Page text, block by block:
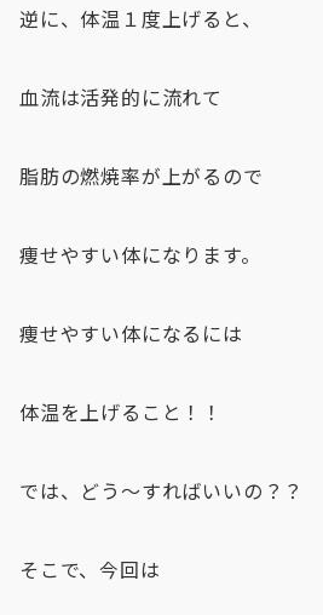
逆に、体温１度上げると、
血流は活発的に流れて
脂肪の燃焼率が上がるので
痩せやすい体になります。
痩せやすい体になるには
体温を上げること！！
では、どう〜すればいいの？？
そこで、今回は